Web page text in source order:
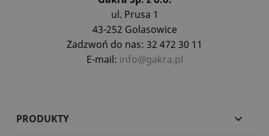
ul. Prusa 1
43-252 Golasowice
Zadzwoń do nas: 32 472 30 11
E-mail: info@gakra.pl
PRODUKTY 